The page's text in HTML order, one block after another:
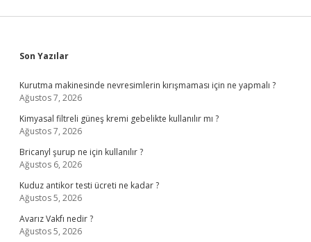
Sidebar
Son Yazılar
Kurutma makinesinde nevresimlerin kırışmaması için ne yapmalı ?
Ağustos 7, 2026
Kimyasal filtreli güneş kremi gebelikte kullanılır mı ?
Ağustos 7, 2026
Bricanyl şurup ne için kullanılır ?
Ağustos 6, 2026
Kuduz antikor testi ücreti ne kadar ?
Ağustos 5, 2026
Avarız Vakfı nedir ?
Ağustos 5, 2026